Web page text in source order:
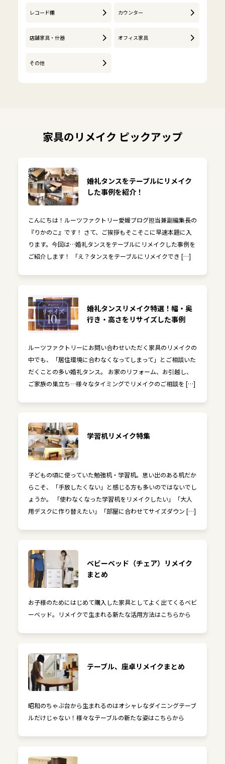
レコード棚 カウンター
店舗家具・什器 オフィス家具
その他
家具のリメイク ピックアップ
婚礼タンスをテーブルにリメイク
した事例を紹介！
こんにちは！ルーツファクトリー愛媛ブログ担当兼副編集長の
『りかのこ』です！ さて、ご挨拶もそこそこに早速本題に入
ります。今回は…婚礼タンスをテーブルにリメイクした事例を
ご紹介します！ 「え？タンスをテーブルにリメイクでき […]
婚礼タンスリメイク特選！幅・奥
行き・高さをリサイズした事例
ルーツファクトリーにお問い合わせいただく家具のリメイクの
中でも、「居住環境に合わなくなってしまって」とご相談いた
だくことの多い婚礼タンス。 お家のリフォーム、お引越し、
ご家族の巣立ち…様々なタイミングでリメイクのご相談を […]
学習机リメイク特集
子どもの頃に使っていた勉強机・学習机。思い出のある机だか
らこそ、「手放したくない」と感じる方も多いのではないでし
ょうか。 「使わなくなった学習机をリメイクしたい」「大人
用デスクに作り替えたい」「部屋に合わせてサイズダウン […]
ベビーベッド（チェア）リメイク
まとめ
お子様のためにはじめて購入した家具としてよく出てくるベビ
ーベッド。リメイクで生まれる新たな活用方法はこちらから
テーブル、座卓リメイクまとめ
昭和のちゃぶ台から生まれるのはオシャレなダイニングテーブ
ルだけじゃない！様々なテーブルの新たな姿はこちらから